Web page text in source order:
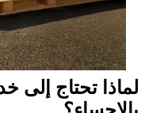
لماذا تحتاج